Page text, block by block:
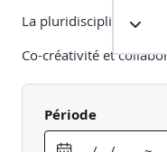
La pluridisciplinarité
Co-créativité et
Processus itératif et
L’ergonomie cognitive
Période